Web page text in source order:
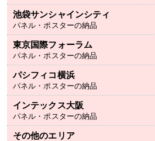
池袋サンシャインシティ
パネル・ポスターの納品
東京国際フォーラム
パネル・ポスターの納品
パシフィコ横浜
パネル・ポスターの納品
インテックス大阪
パネル・ポスターの納品
その他のエリア